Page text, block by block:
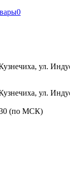
0
ул.
ул.
(по МСК)